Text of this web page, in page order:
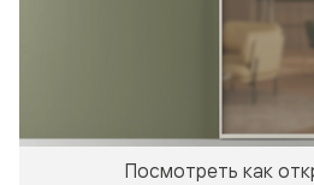
Посмотреть как